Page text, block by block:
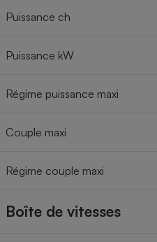
Puissance ch
Puissance kW
Régime puissance maxi
Couple maxi
Régime couple maxi
Boîte de vitesses